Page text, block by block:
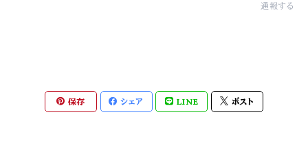
通報する
保存 シェア LINE ポスト